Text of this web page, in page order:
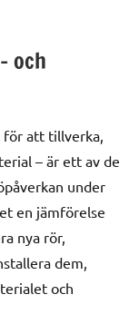
och
för att tillverka,
– är ett av de
under
en jämförelse
nya rör,
dem,
och